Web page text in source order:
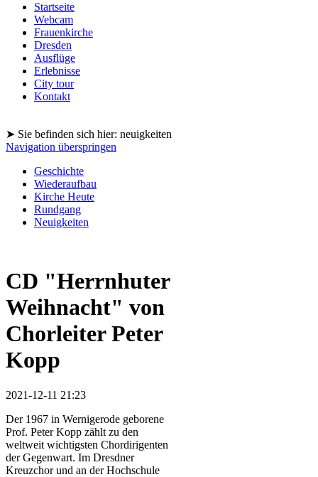
Startseite
Webcam
Frauenkirche
Dresden
Ausflüge
Erlebnisse
City tour
Kontakt
➤ Sie befinden sich hier: neuigkeiten
Navigation überspringen
Geschichte
Wiederaufbau
Kirche Heute
Rundgang
Neuigkeiten
CD "Herrnhuter
Weihnacht" von
Chorleiter Peter
Kopp
2021-12-11 21:23
Der 1967 in Wernigerode geborene
Prof. Peter Kopp zählt zu den
weltweit wichtigsten Chordirigenten
der Gegenwart. Im Dresdner
Kreuzchor und an der Hochschule